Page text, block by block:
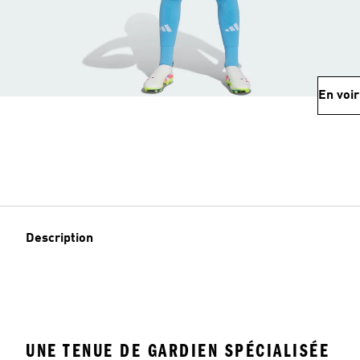
En
Description
UNE TENUE DE GARDIEN SPÉCIALISÉE